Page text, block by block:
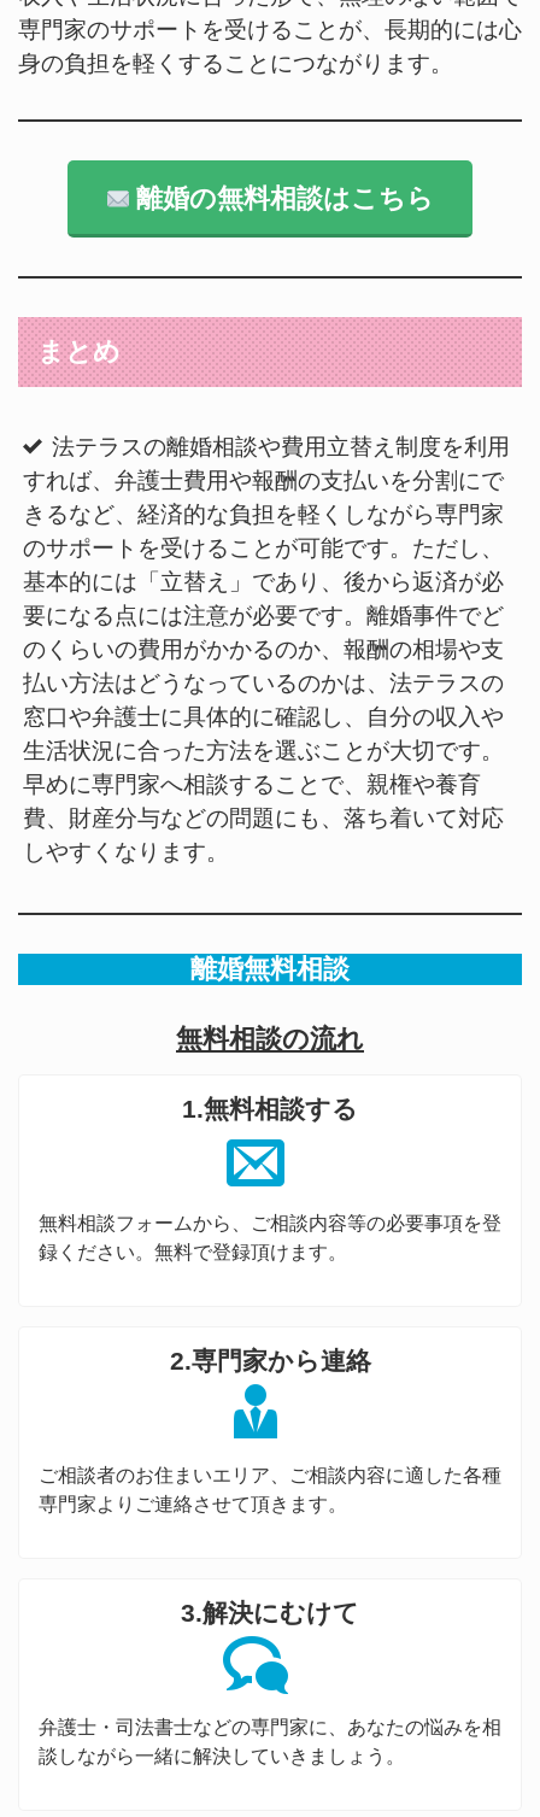
専門家のサポートを受けることが、長期的には心
身の負担を軽くすることにつながります。
離婚の無料相談はこちら
まとめ
法テラスの離婚相談や費用立替え制度を利用
すれば、弁護士費用や報酬の支払いを分割にで
きるなど、経済的な負担を軽くしながら専門家
のサポートを受けることが可能です。ただし、
基本的には「立替え」であり、後から返済が必
要になる点には注意が必要です。離婚事件でど
のくらいの費用がかかるのか、報酬の相場や支
払い方法はどうなっているのかは、法テラスの
窓口や弁護士に具体的に確認し、自分の収入や
生活状況に合った方法を選ぶことが大切です。
早めに専門家へ相談することで、親権や養育
費、財産分与などの問題にも、落ち着いて対応
しやすくなります。
離婚無料相談
無料相談の流れ
1.無料相談する
無料相談フォームから、ご相談内容等の必要事項を登
録ください。無料で登録頂けます。
2.専門家から連絡
ご相談者のお住まいエリア、ご相談内容に適した各種
専門家よりご連絡させて頂きます。
3.解決にむけて
弁護士・司法書士などの専門家に、あなたの悩みを相
談しながら一緒に解決していきましょう。